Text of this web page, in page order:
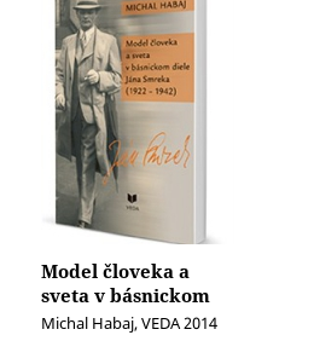
Model človeka a
sveta v básnickom
diele Jána Smreka
Michal Habaj, VEDA 2014